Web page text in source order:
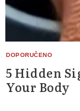
5 Hidden
Your Body